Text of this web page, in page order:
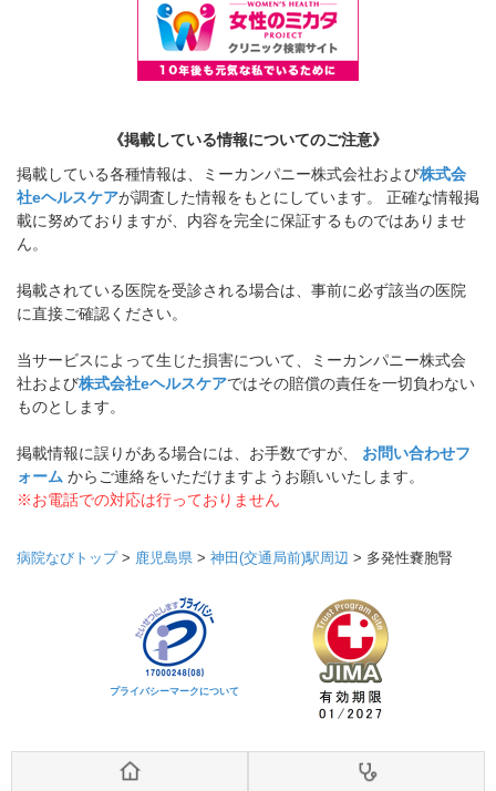
《掲載している情報についてのご注意》
掲載している各種情報は、ミーカンパニー株式会社および株式会
社eヘルスケアが調査した情報をもとにしています。 正確な情報掲
載に努めておりますが、内容を完全に保証するものではありませ
ん。
掲載されている医院を受診される場合は、事前に必ず該当の医院
に直接ご確認ください。
当サービスによって生じた損害について、ミーカンパニー株式会
社および株式会社eヘルスケアではその賠償の責任を一切負わない
ものとします。
掲載情報に誤りがある場合には、お手数ですが、 お問い合わせフ
ォーム からご連絡をいただけますようお願いいたします。
※お電話での対応は行っておりません
病院なびトップ> 鹿児島県 > 神田(交通局前)駅周辺 > 多発性嚢胞腎
プライバシーマークについて